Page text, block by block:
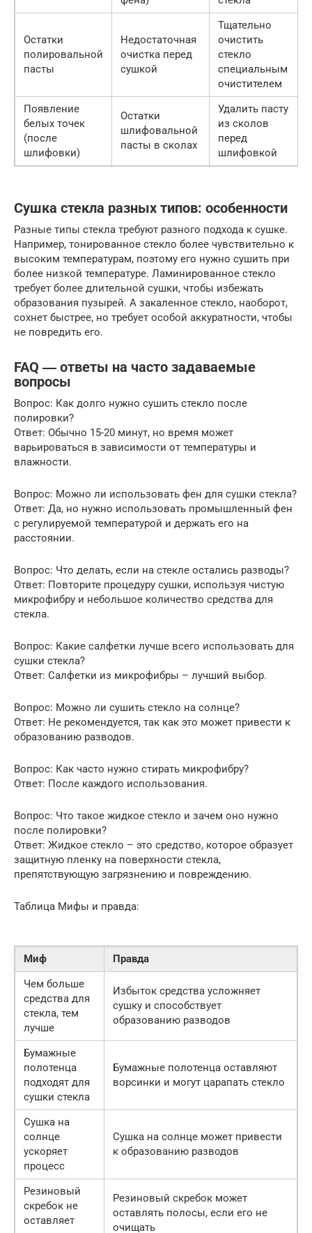
Остатки
полировальной
пасты
Недостаточная
очистка перед
сушкой
Тщательно
очистить
стекло
специальным
очистителем
Появление
белых точек
(после
шлифовки)
Остатки
шлифовальной
пасты в сколах
Удалить пасту
из сколов
перед
шлифовкой
Сушка стекла разных типов: особенности
Разные типы стекла требуют разного подхода к сушке.
Например, тонированное стекло более чувствительно к
высоким температурам, поэтому его нужно сушить при
более низкой температуре. Ламинированное стекло
требует более длительной сушки, чтобы избежать
образования пузырей. А закаленное стекло, наоборот,
сохнет быстрее, но требует особой аккуратности, чтобы
не повредить его.
FAQ ― ответы на часто задаваемые
вопросы
Вопрос: Как долго нужно сушить стекло после
полировки?
Ответ: Обычно 15-20 минут, но время может
варьироваться в зависимости от температуры и
влажности.
Вопрос: Можно ли использовать фен для сушки стекла?
Ответ: Да, но нужно использовать промышленный фен
с регулируемой температурой и держать его на
расстоянии.
Вопрос: Что делать, если на стекле остались разводы?
Ответ: Повторите процедуру сушки, используя чистую
микрофибру и небольшое количество средства для
стекла.
Вопрос: Какие салфетки лучше всего использовать для
сушки стекла?
Ответ: Салфетки из микрофибры – лучший выбор.
Вопрос: Можно ли сушить стекло на солнце?
Ответ: Не рекомендуется, так как это может привести к
образованию разводов.
Вопрос: Как часто нужно стирать микрофибру?
Ответ: После каждого использования.
Вопрос: Что такое жидкое стекло и зачем оно нужно
после полировки?
Ответ: Жидкое стекло – это средство, которое образует
защитную пленку на поверхности стекла,
препятствующую загрязнению и повреждению.
Таблица Мифы и правда:
Миф
Правда
Чем больше
средства для
стекла, тем
лучше
Избыток средства усложняет
сушку и способствует
образованию разводов
Бумажные
полотенца
подходят для
сушки стекла
Бумажные полотенца оставляют
ворсинки и могут царапать стекло
Сушка на
солнце
ускоряет
процесс
Сушка на солнце может привести
к образованию разводов
Резиновый
скребок не
оставляет
Резиновый скребок может
оставлять полосы, если его не
очищать